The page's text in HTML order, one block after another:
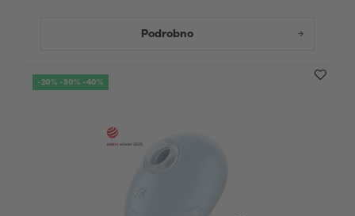
Podrobno
-20% -30% -40%